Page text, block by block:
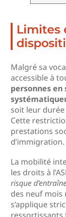
Limites
Malgré sa
accessible à
personnes
soit leur
Cette
prestations
d’immigration.
La mobilité
les droits à
risque
des neuf mois
s’applique